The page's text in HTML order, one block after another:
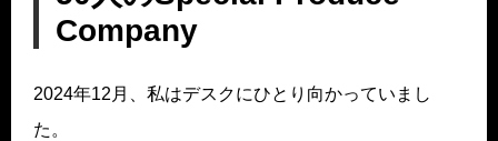
Company
2024年12月、私はデスクにひとり向かっていまし
た。